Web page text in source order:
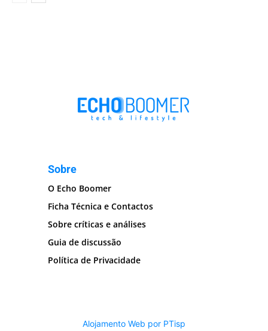
Sobre
O Echo Boomer
Ficha Técnica e Contactos
Sobre críticas e análises
Guia de discussão
Política de Privacidade
Alojamento Web por PTisp